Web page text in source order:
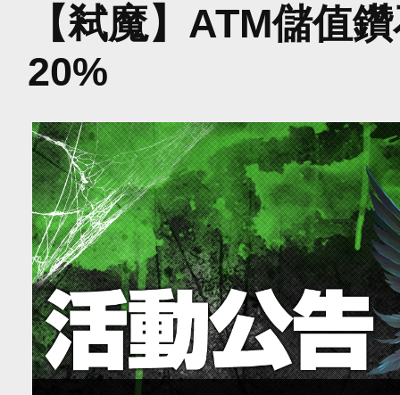
【弒魔】ATM儲值
20%